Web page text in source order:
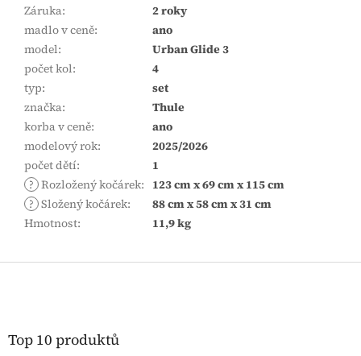
Záruka:
2 roky
madlo v ceně:
ano
model:
Urban Glide 3
počet kol:
4
typ:
set
značka:
Thule
korba v ceně:
ano
modelový rok:
2025/2026
počet dětí:
1
? Rozložený kočárek: 123 cm x 69 cm x 115 cm
? Složený kočárek:
88 cm x 58 cm x 31 cm
Hmotnost: 11,9 kg
Z
Top 10 produktů